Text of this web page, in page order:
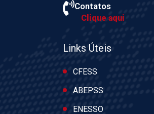
Contatos
Clique aqui
Links Úteis
CFESS
ABEPSS
ENESSO